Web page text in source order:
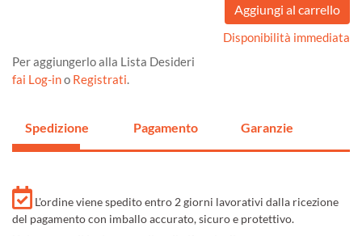
Disponibilità immediata
Per aggiungerlo alla Lista Desideri
fai Log-ino Registrati.
Spedizione Pagamento Garanzie
L'ordine viene spedito entro 2 giorni lavorativi dalla ricezione
del pagamento con imballo accurato, sicuro e protettivo.